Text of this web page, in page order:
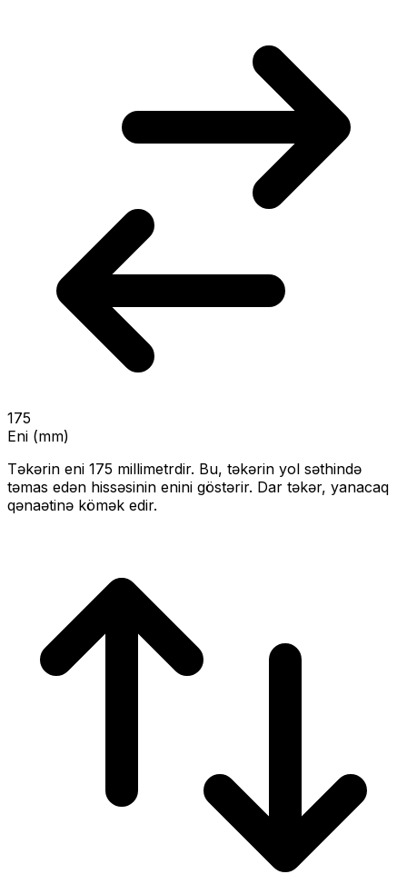
175
Eni (mm)
Təkərin eni 175 millimetrdir. Bu, təkərin yol səthində
təmas edən hissəsinin enini göstərir. Dar təkər, yanacaq
qənaətinə kömək edir.